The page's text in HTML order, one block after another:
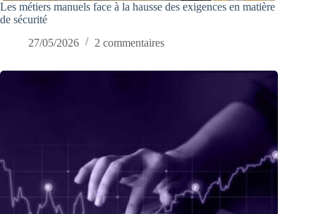
Les métiers manuels face à la hausse des exigences en matière
de sécurité
27/05/2026
2 commentaires